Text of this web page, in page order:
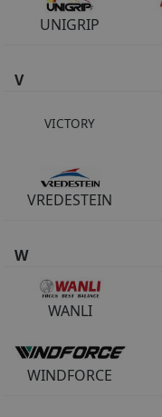
UNIGRIP
V
VICTORY
VREDESTEIN
W
WANLI
WINDFORCE